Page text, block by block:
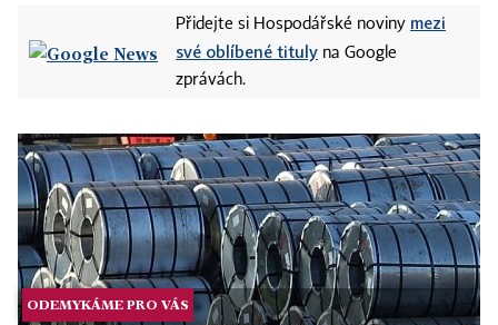
Přidejte si Hospodářské noviny mezi
své oblíbené tituly na Google
zprávách.
ODEMYKÁME PRO VÁS